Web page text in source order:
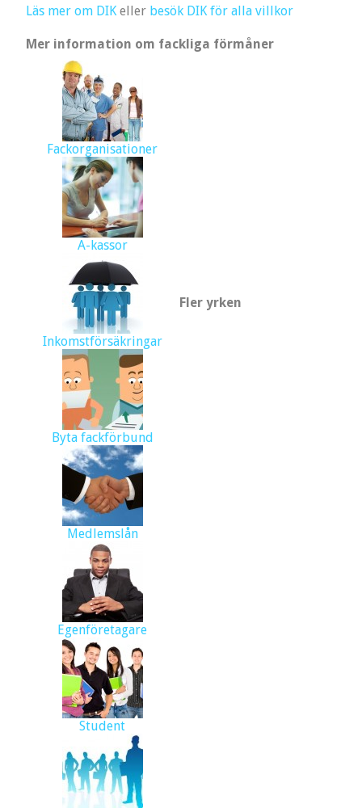
Läs mer om DIKeller besök DIK för alla villkor
Mer information om fackliga förmåner
Fackorganisationer
A-kassor
Inkomstförsäkringar
Byta fackförbund
Medlemslån
Fler yrken
Egenföretagare
Student